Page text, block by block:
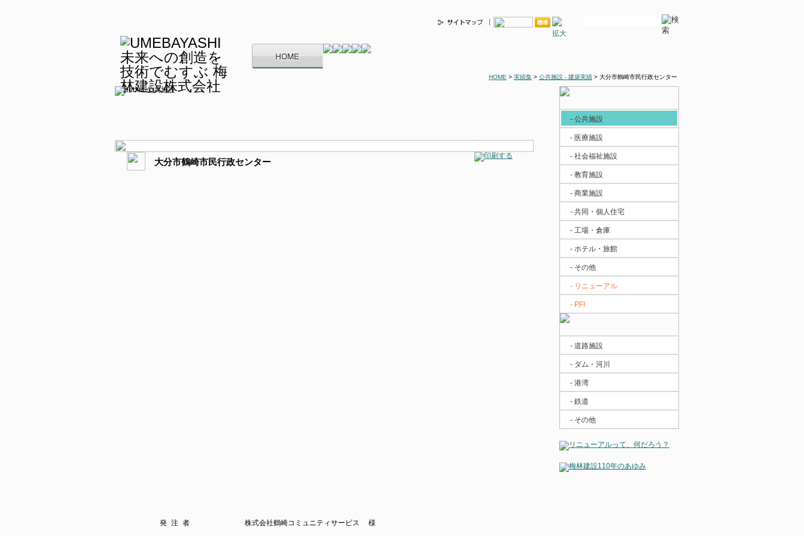
HOME > 実績集 > 公共施設 - 建築実績 > 大分市鶴崎市民行政センター
大分市鶴崎市民行政センター
発 注 者 株式会社鶴崎コミュニティサービス 様
- 公共施設
- 医療施設
- 社会福祉施設
- 教育施設
- 商業施設
- 共同・個人住宅
- 工場・倉庫
- ホテル・旅館
- その他
- リニューアル
- PFI
- 道路施設
- ダム・河川
- 港湾
- 鉄道
- その他